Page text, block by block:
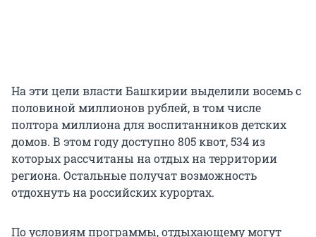
На эти цели власти Башкирии выделили восемь с
половиной миллионов рублей, в том числе
полтора миллиона для воспитанников детских
домов. В этом году доступно 805 квот, 534 из
которых рассчитаны на отдых на территории
региона. Остальные получат возможность
отдохнуть на российских курортах.
По условиям программы, отдыхающему могут